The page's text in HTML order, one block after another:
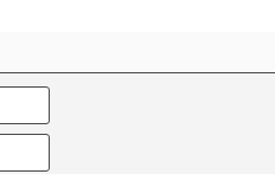
名
も
E
メ